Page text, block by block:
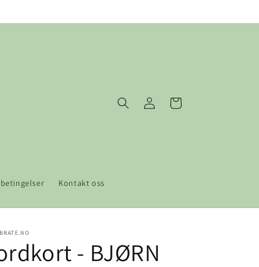
Kontakt oss
inn
Handlekurv
- BJØRN